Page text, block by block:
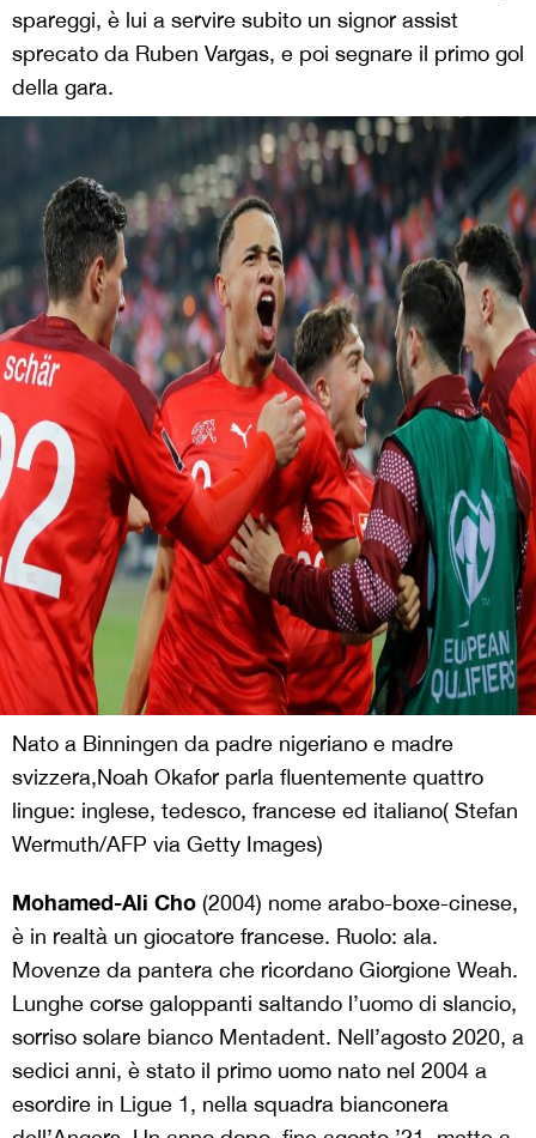
spareggi, è lui a servire subito un signor assist
sprecato da Ruben Vargas, e poi segnare il primo gol
della gara.
Nato a Binningen da padre nigeriano e madre
svizzera,Noah Okafor parla fluentemente quattro
lingue: inglese, tedesco, francese ed italiano( Stefan
Wermuth/AFP via Getty Images)
Mohamed-Ali Cho (2004) nome arabo-boxe-cinese,
è in realtà un giocatore francese. Ruolo: ala.
Movenze da pantera che ricordano Giorgione Weah.
Lunghe corse galoppanti saltando l’uomo di slancio,
sorriso solare bianco Mentadent. Nell’agosto 2020, a
sedici anni, è stato il primo uomo nato nel 2004 a
esordire in Ligue 1, nella squadra bianconera